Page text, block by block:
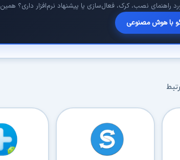
راهنمای نصب، کرک، فعال‌سازی یا پیشنهاد نرم‌افزار داری؟
با هوش مصنوعی
🛡️ ۱۸ سال سابقه اعتبار
⭐